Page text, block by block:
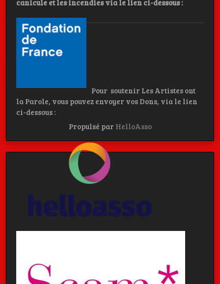
canicule et les incendies via le lien ci-dessous :
Pour soutenir Les Artistes ont
la Parole, vous pouvez envoyer vos Dons, via le lien
ci-dessous :
Propulsé par HelloAsso